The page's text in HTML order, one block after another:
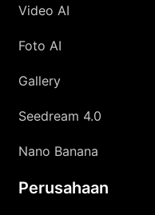
Video AI
Foto AI
Gallery
Seedream 4.0
Nano Banana
Perusahaan